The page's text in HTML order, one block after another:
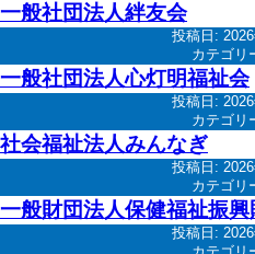
一般社団法人絆友会
投稿日:
カテゴリ
一般社団法人心灯明福祉会
投稿日:
カテゴリ
社会福祉法人みんなぎ
投稿日:
カテゴリ
一般財団法人保健福祉振興
投稿日: